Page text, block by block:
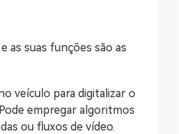
as suas funções são as
veículo para digitalizar o
empregar algoritmos
ou fluxos de vídeo.